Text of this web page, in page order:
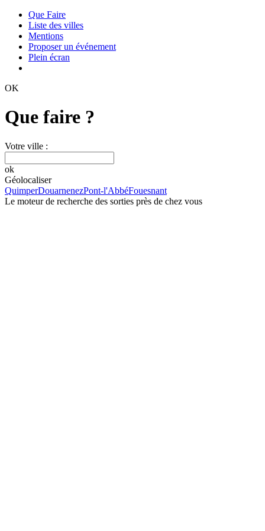
Que Faire
Liste des villes
Mentions
Proposer un événement
Plein écran
OK
Que faire ?
Votre ville :
ok
Géolocaliser
QuimperDouarnenezPont-l'AbbéFouesnant
Le moteur de recherche des sorties près de chez vous